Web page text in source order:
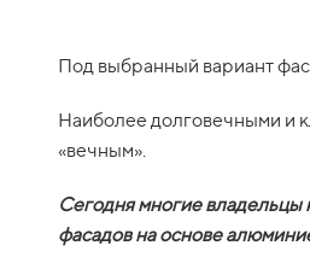
Под выбранный вариант
Наиболее долговечными и
«вечным».
Сегодня многие владельцы
фасадов на основе